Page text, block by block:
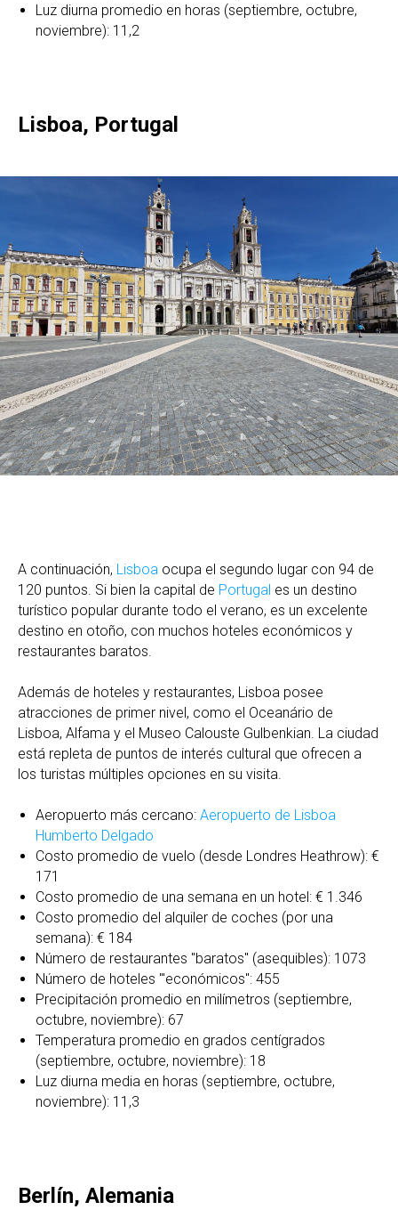
Luz diurna promedio en horas (septiembre, octubre,
noviembre): 11,2
Lisboa, Portugal
A continuación, Lisboa ocupa el segundo lugar con 94 de
120 puntos. Si bien la capital de Portugal es un destino
turístico popular durante todo el verano, es un excelente
destino en otoño, con muchos hoteles económicos y
restaurantes baratos.
Además de hoteles y restaurantes, Lisboa posee
atracciones de primer nivel, como el Oceanário de
Lisboa, Alfama y el Museo Calouste Gulbenkian. La ciudad
está repleta de puntos de interés cultural que ofrecen a
los turistas múltiples opciones en su visita.
Aeropuerto más cercano: Aeropuerto de Lisboa
Humberto Delgado
Costo promedio de vuelo (desde Londres Heathrow): €
171
Costo promedio de una semana en un hotel: € 1.346
Costo promedio del alquiler de coches (por una
semana): € 184
Número de restaurantes "baratos" (asequibles): 1073
Número de hoteles '"económicos": 455
Precipitación promedio en milímetros (septiembre,
octubre, noviembre): 67
Temperatura promedio en grados centígrados
(septiembre, octubre, noviembre): 18
Luz diurna media en horas (septiembre, octubre,
noviembre): 11,3
Berlín, Alemania